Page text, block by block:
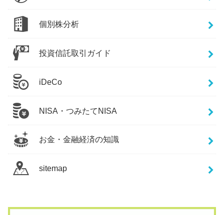
個別株分析
投資信託取引ガイド
iDeCo
NISA・つみたてNISA
お金・金融経済の知識
sitemap